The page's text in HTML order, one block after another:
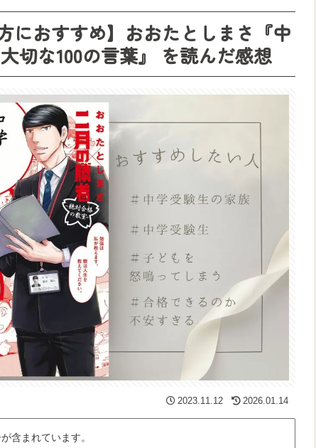
におすすめ】おおたとしまさ『中
切な100の言葉』 を読んだ感想
2023.11.12 2026.01.14
含まれています。